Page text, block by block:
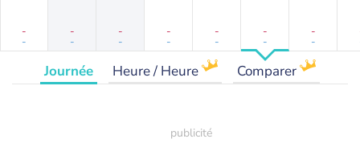
-
-
-
-
-
-
-
-
-
-
-
-
-
-
Journée Heure / Heure Comparer